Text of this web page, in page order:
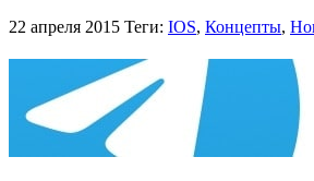
22 апреля 2015 Теги: IOS, Концепты,